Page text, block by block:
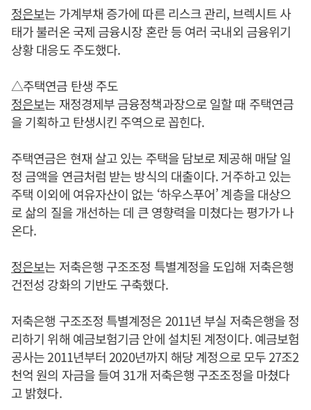
정은보는 가계부채 증가에 따른 리스크 관리, 브렉시트 사
태가 불러온 국제 금융시장 혼란 등 여러 국내외 금융위기
상황 대응도 주도했다.
△주택연금 탄생 주도
정은보는 재정경제부 금융정책과장으로 일할 때 주택연금
을 기획하고 탄생시킨 주역으로 꼽힌다.
주택연금은 현재 살고 있는 주택을 담보로 제공해 매달 일
정 금액을 연금처럼 받는 방식의 대출이다. 거주하고 있는
주택 이외에 여유자산이 없는 ‘하우스푸어’ 계층을 대상으
로 삶의 질을 개선하는 데 큰 영향력을 미쳤다는 평가가 나
온다.
정은보는 저축은행 구조조정 특별계정을 도입해 저축은행
건전성 강화의 기반도 구축했다.
저축은행 구조조정 특별계정은 2011년 부실 저축은행을 정
리하기 위해 예금보험기금 안에 설치된 계정이다. 예금보험
공사는 2011년부터 2020년까지 해당 계정으로 모두 27조2
천억 원의 자금을 들여 31개 저축은행 구조조정을 마쳤다
고 밝혔다.